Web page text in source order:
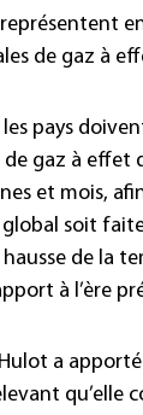
de gaz à
pays
gaz à effet
et mois,
soit
de la
à l’ère
a
qu’elle